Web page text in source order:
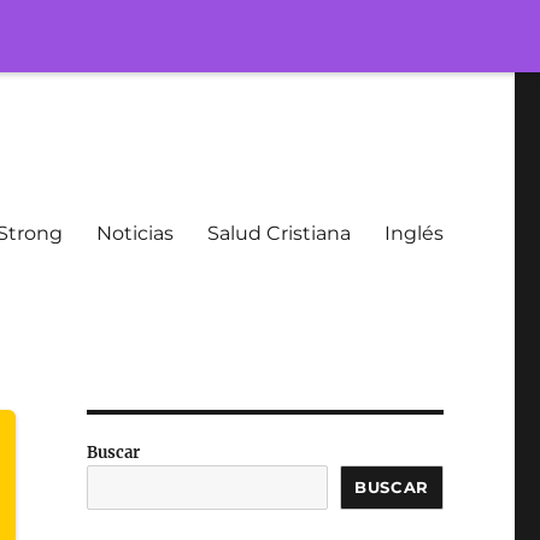
Noticias Salud Cristiana Inglés
Buscar
BUSCAR